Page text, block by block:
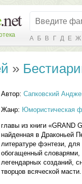
А Б В Г Д Е Ж
»
Автор: Сапковский
Жанр: Юмористическая
главы из книги «GRAND
найденная в Драконьей
литературе фэнтези,
обогащенный
легендарных созданий,
творцов всяческой масти.